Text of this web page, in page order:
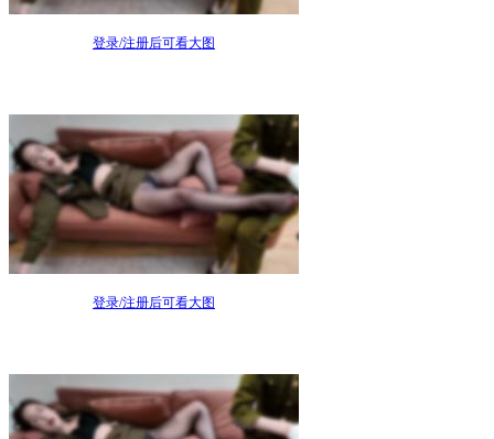
登录/注册后可看大图
登录/注册后可看大图